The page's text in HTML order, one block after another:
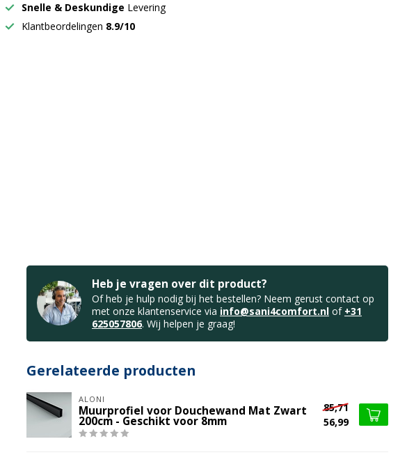
Snelle & Deskundige Levering
Klantbeordelingen 8.9/10
Heb je vragen over dit product?
Of heb je hulp nodig bij het bestellen? Neem gerust contact op
met onze klantenservice via info@sani4comfort.nl of +31
625057806. Wij helpen je graag!
Gerelateerde producten
ALONI
Muurprofiel voor Douchewand Mat Zwart
200cm - Geschikt voor 8mm
85,71
56,99